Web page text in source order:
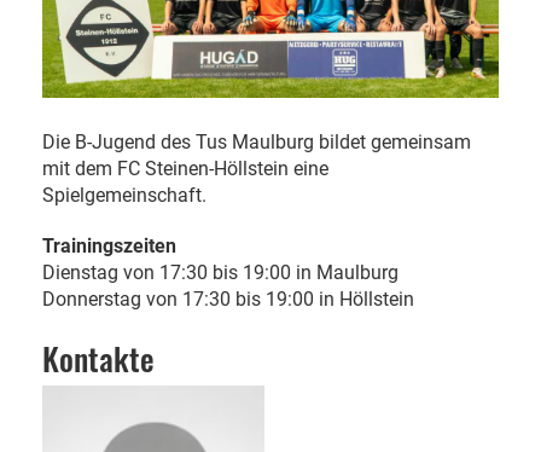
Die B-Jugend des Tus Maulburg bildet gemeinsam
mit dem FC Steinen-Höllstein eine
Spielgemeinschaft.
Trainingszeiten
Dienstag von 17:30 bis 19:00 in Maulburg
Donnerstag von 17:30 bis 19:00 in Höllstein
Kontakte